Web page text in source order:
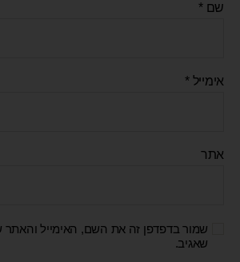
שם*
אימייל*
אתר
שמור בדפדפן זה את השם, האימייל
שאגיב.